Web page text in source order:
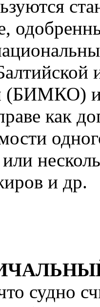
(БИМКО) и
как
и др.
судно